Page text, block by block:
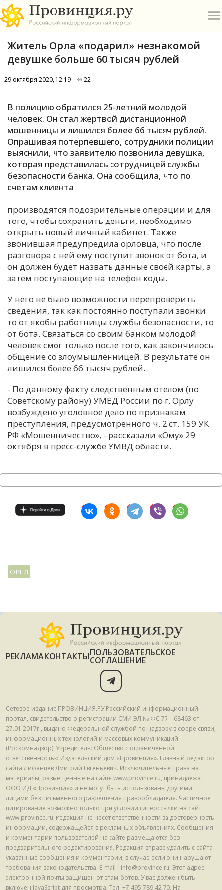
А
Б
В
Е
И
К
Н
О
П
С
Я
Житель Орла «подарил» незнакомой
девушке больше 60 тысяч рублей
29 октября 2020, 12:19 22
В полицию обратился 25-летний молодой
человек. Он стал жертвой дистанционной
мошенницы и лишился более 66 тысяч рублей.
Опрашивая потерпевшего, сотрудники полиции
выяснили, что заявителю позвонила девушка,
которая представилась сотрудницей службы
безопасности банка. Она сообщила, что по
счетам клиента
производятся подозрительные операции и для
того, чтобы сохранить деньги, необходимо
открыть новый личный кабинет. Также
звонившая предупредила орловца, что после
разговора с ней ему поступит звонок от бота, и
он должен будет назвать данные своей карты, а
затем поступающие на телефон коды.
У него не было возможности перепроверить
сведения, так как постоянно поступали звонки
то от якобы работницы службы безопасности, то
от бота. Связаться со своим банком молодой
человек смог только после того, как закончилось
общение со злоумышленницей. В результате он
лишился более 66 тысяч рублей.
- По данному факту следственным отелом (по
Советскому району) УМВД России по г. Орлу
возбуждено уголовное дело по признакам
преступления, предусмотренного ч. 2 ст. 159 УК
РФ «Мошенничество», - рассказали «Ому» 29
октября в пресс-службе УМВД области.
ОРЕЛ
РЕКЛАМАКОНТАКТЫПОЛЬЗОВАТЕЛЬСКОЕ
СОГЛАШЕНИЕ
Сетевое издание ПРОВИНЦИЯ.РУ Российский информационный
портал, свидетельство о регистрации СМИ ЭЛ № ФС 77 – 68463 от
27.01.2017г., выдано Федеральной службой по надзору в сфере связи,
информационных технологий и массовых коммуникаций
(Роскомнадзор). Учредитель: Общество с ограниченной
ответственностью Издательский дом «Провинция». Главный редактор
сайта Лифанцев Дмитрий Евгеньевич. Исключительные права на
материалы, размещенные на сайте www.province.ru, принадлежат
ООО ИД «Провинция» и не могут быть использованы другими
лицами без письменного разрешения правообладателя. Частичное
цитирование возможно только при условии гиперссылки на сайт
www.province.ru. Редакция не несет ответственности за достоверность
информации, содержащейся в рекламных объявлениях. Сообщения
и комментарии пользователей на сайте размещаются без
предварительного редактирования. Редакция вправе удалить с сайта
указанные сообщения и комментарии, в случае если они нарушают
требования законодательства. E-mail - info@province.ru. Этот адрес
электронной почты защищен от спам-ботов. У вас должен быть
включен JavaScript для просмотра. Tел. +7 495 789 42 70. На